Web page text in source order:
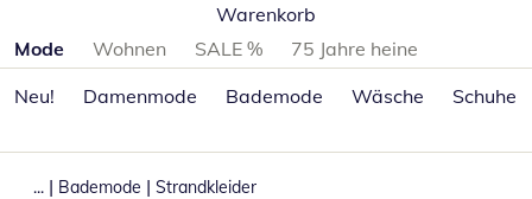
Warenkorb
Produktkategorien überspringen
Mode Wohnen SALE %
75 Jahre heine
Neu!
Damenmode Bademode Wäsche Schuhe
... | Bademode | Strandkleider